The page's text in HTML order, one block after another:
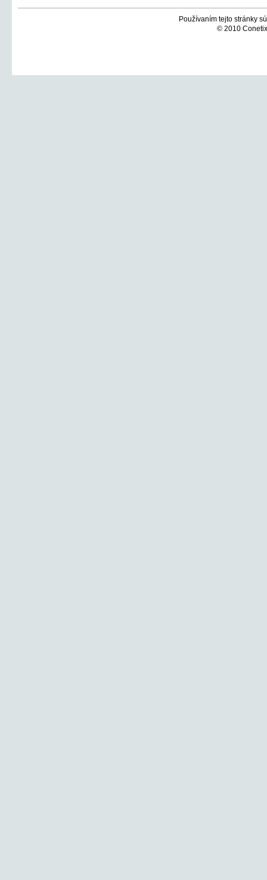
Používaním tejto stránky
© 2010